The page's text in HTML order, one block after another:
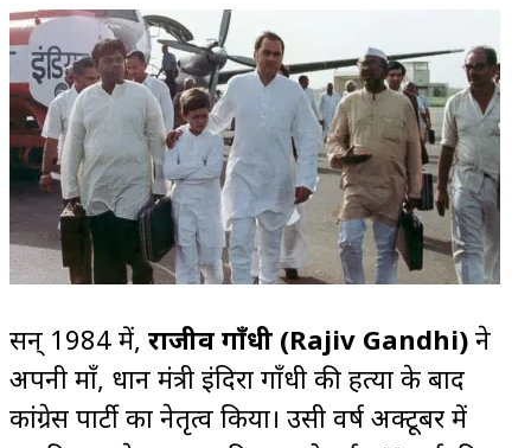
सन् 1984 में, राजीव गाँधी (Rajiv Gandhi) ने
अपनी माँ, प्रधान मंत्री इंदिरा गाँधी की हत्या के बाद
कांग्रेस पार्टी का नेतृत्व किया। उसी वर्ष अक्टूबर में